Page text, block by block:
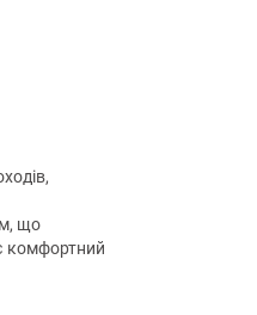
що
комфортний